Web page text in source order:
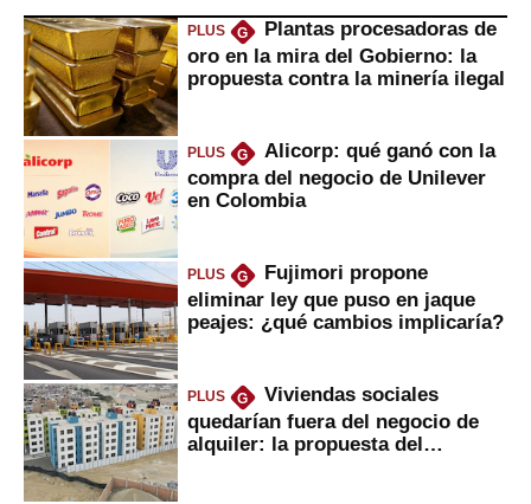
PLUS G
Plantas procesadoras de
oro en la mira del Gobierno: la
propuesta contra la minería ilegal
PLUS G
Alicorp: qué ganó con la
compra del negocio de Unilever
en Colombia
PLUS G
Fujimori propone
eliminar ley que puso en jaque
peajes: ¿qué cambios implicaría?
PLUS G
Viviendas sociales
quedarían fuera del negocio de
alquiler: la propuesta del